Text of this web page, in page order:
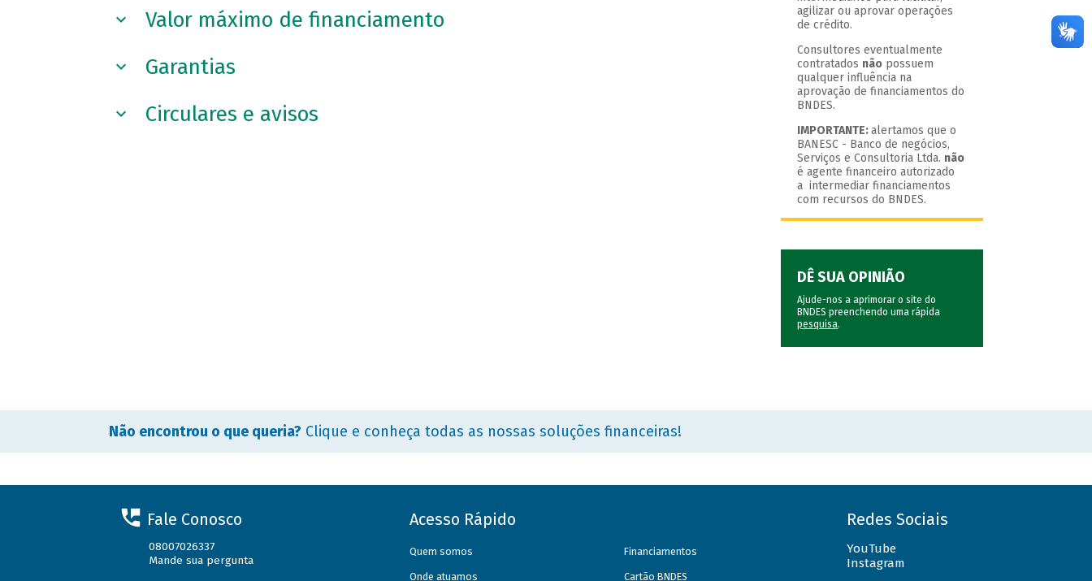
Valor máximo de financiamento
Garantias
Circulares e avisos
agilizar ou aprovar operações
de crédito.
Consultores eventualmente
contratados não possuem
qualquer influência na
aprovação de financiamentos do
BNDES.
IMPORTANTE:alertamos que o
BANESC - Banco de negócios,
Serviços e Consultoria Ltda. não
é agente financeiro autorizado
a intermediar financiamentos
com recursos do BNDES.
DÊ SUA OPINIÃO
Ajude-nos a aprimorar o site do
BNDES preenchendo uma rápida
pesquisa.
Não encontrou o que queria? Clique e conheça todas as nossas soluções financeiras!
Fale Conosco
08007026337
Mande sua pergunta
Acesso Rápido
Quem somos
Onde atuamos
Financiamentos
Cartão BNDES
Redes Sociais
YouTube
Instagram